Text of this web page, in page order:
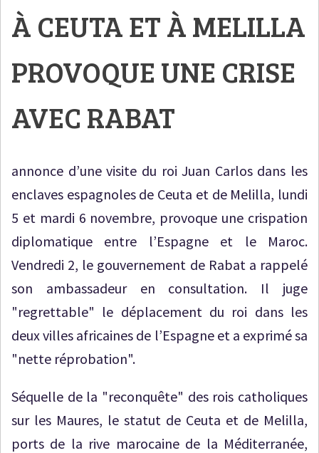
À CEUTA ET À MELILLA
PROVOQUE UNE CRISE
AVEC RABAT
annonce d’une visite du roi Juan Carlos dans les
enclaves espagnoles de Ceuta et de Melilla, lundi
5 et mardi 6 novembre, provoque une crispation
diplomatique entre l’Espagne et le Maroc.
Vendredi 2, le gouvernement de Rabat a rappelé
son ambassadeur en consultation. Il juge
"regrettable" le déplacement du roi dans les
deux villes africaines de l’Espagne et a exprimé sa
"nette réprobation".
Séquelle de la "reconquête" des rois catholiques
sur les Maures, le statut de Ceuta et de Melilla,
ports de la rive marocaine de la Méditerranée,